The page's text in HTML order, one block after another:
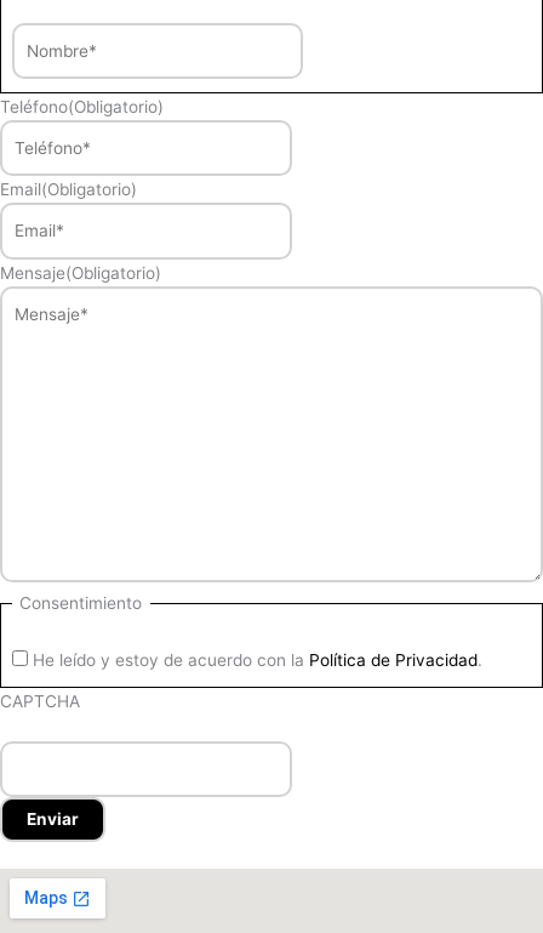
Teléfono(Obligatorio)
Email(Obligatorio)
Mensaje(Obligatorio)
Consentimiento
He leído y estoy de acuerdo con la Política de Privacidad.
CAPTCHA